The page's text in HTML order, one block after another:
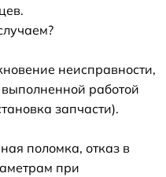
неисправности,
работой
запчасти).
поломка, отказ в
при